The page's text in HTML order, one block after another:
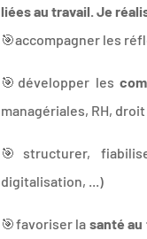
liées au travail. Je
🎯accompagner les
🎯développer les
managériales, RH,
🎯structurer,
digitalisation, ...)
🎯favoriser la santé au